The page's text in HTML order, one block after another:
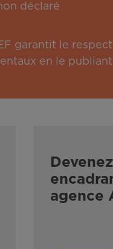
déclaré
garantit le
en le
Devenez
agence